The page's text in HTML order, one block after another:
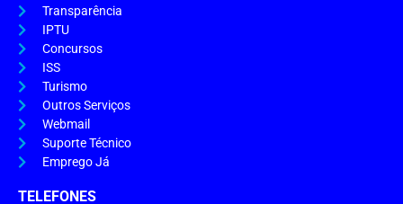
Transparência
IPTU
Concursos
ISS
Turismo
Outros Serviços
Webmail
Suporte Técnico
Emprego Já
TELEFONES